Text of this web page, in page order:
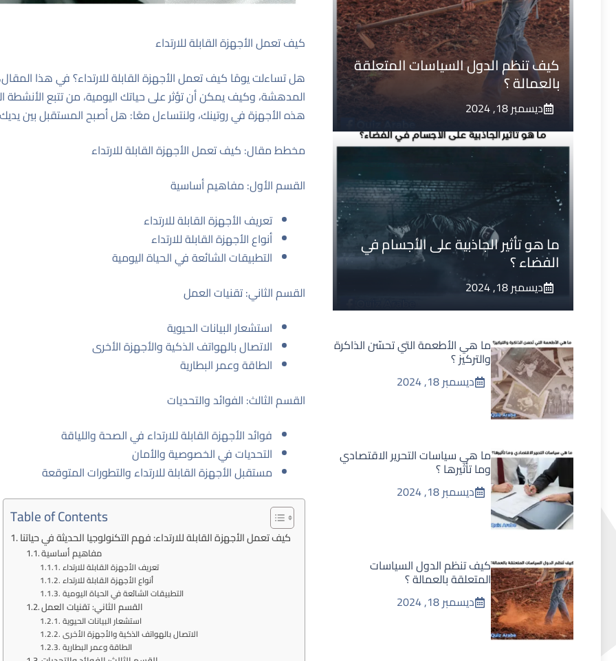
كيف تعمل الأجهزة القابلة للارتداء
هل تساءلت يومًا كيف تعمل الأجهزة القابلة للارتداء؟ في هذا
المدهشة، وكيف يمكن أن تؤثر على حياتك اليومية، من تتبع
هذه الأجهزة في روتينك، ولنتساءل معًا: هل أصبح المستقبل بين
مخطط مقال: كيف تعمل الأجهزة القابلة للارتداء
القسم الأول: مفاهيم أساسية
تعريف الأجهزة القابلة للارتداء
أنواع الأجهزة القابلة للارتداء
التطبيقات الشائعة في الحياة اليومية
القسم الثاني: تقنيات العمل
استشعار البيانات الحيوية
الاتصال بالهواتف الذكية والأجهزة الأخرى
الطاقة وعمر البطارية
القسم الثالث: الفوائد والتحديات
فوائد الأجهزة القابلة للارتداء في الصحة واللياقة
التحديات في الخصوصية والأمان
مستقبل الأجهزة القابلة للارتداء والتطورات المتوقعة
Table of Contents
كيف تعمل الأجهزة القابلة للارتداء: فهم التكنولوجيا الحديثة في حياتنا
مفاهيم أساسية
تعريف الأجهزة القابلة للارتداء
أنواع الأجهزة القابلة للارتداء
التطبيقات الشائعة في الحياة اليومية
القسم الثاني: تقنيات العمل
استشعار البيانات الحيوية
الاتصال بالهواتف الذكية والأجهزة الأخرى
الطاقة وعمر البطارية
كيف تنظم الدول السياسات المتعلقة
بالعمالة ؟
ديسمبر 18, 2024
ما هو تأثير الجاذبية على الأجسام في
الفضاء ؟
ديسمبر 18, 2024
ما هي الأطعمة التي تحسّن الذاكرة
والتركيز ؟
ديسمبر 18, 2024
ما هي سياسات التحرير الاقتصادي
وما تأثيرها ؟
ديسمبر 18, 2024
كيف تنظم الدول السياسات
المتعلقة بالعمالة ؟
ديسمبر 18, 2024